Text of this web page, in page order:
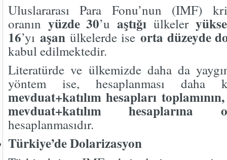
Uluslararası Para Fonu’nun (IMF)
oranın yüzde 30’u aştığı ülkeler
16’yı aşanülkelerde ise orta düzeyde
kabul edilmektedir.
Literatürde ve ülkemizde daha da
yöntem ise, hesaplanması
mevduat+katılım hesapları
mevduat+katılım hesaplarına
hesaplanmasıdır.
Türkiye’de Dolarizasyon